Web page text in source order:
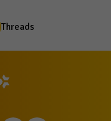
Threads